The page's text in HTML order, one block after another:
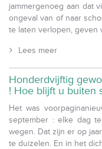
jammergenoeg aan dat
ongeval van of naar
te laten verlopen, geven
Lees meer
Honderdvijftig
! Hoe blijft u buiten
Het was
september : elke dag
wegen. Dat zijn er op
te duizelen. En in het